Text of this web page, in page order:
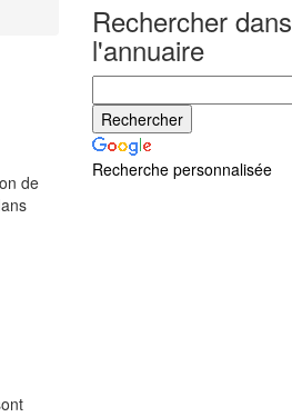
de
Rechercher dans
l'annuaire
Recherche personnalisée